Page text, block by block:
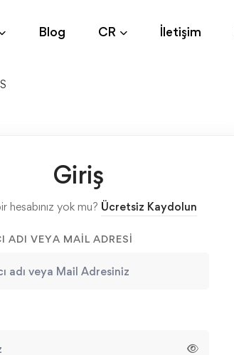
Blog CR İletişim
Giriş
hesabınız yok mu? Ücretsiz Kaydolun
ADI VEYA MAIL ADRESI